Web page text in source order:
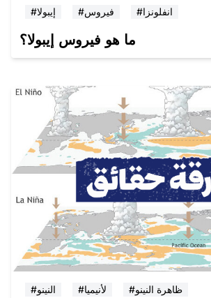
#إيبولا #فيروس #انفلونزا
ما هو فيروس إيبولا؟
#النينو #لأنيميا #ظاهرة النينو